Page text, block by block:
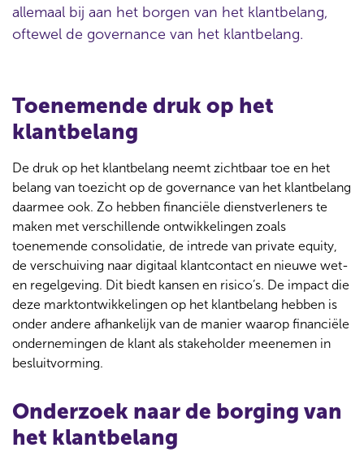
allemaal bij aan het borgen van het klantbelang,
oftewel de governance van het klantbelang.
Toenemende druk op het
klantbelang
De druk op het klantbelang neemt zichtbaar toe en het
belang van toezicht op de governance van het klantbelang
daarmee ook. Zo hebben financiële dienstverleners te
maken met verschillende ontwikkelingen zoals
toenemende consolidatie, de intrede van private equity,
de verschuiving naar digitaal klantcontact en nieuwe wet-
en regelgeving. Dit biedt kansen en risico’s. De impact die
deze marktontwikkelingen op het klantbelang hebben is
onder andere afhankelijk van de manier waarop financiële
ondernemingen de klant als stakeholder meenemen in
besluitvorming.
Onderzoek naar de borging van
het klantbelang